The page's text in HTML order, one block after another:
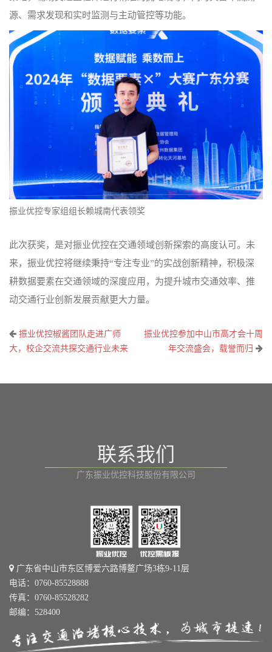
源、需求发现和实时监测与主动管控等功能。
振业优控专家组组长赖城南代表领奖
此次获奖，是对振业优控在交通领域创新探索的高度认可。未
来，振业优控将继续秉持“专注专业”的实战创新精神，积极深
耕数据要素在交通领域的深度应用，为提升城市交通效率、推
动交通行业创新发展贡献更大力量。
文
章
航
振业优控椒酱团队走进广师
大，校企交流共探交通行业未来
振业优控参加中山市高才会十周
年交流盛会，载誉而归
联系我们
广东振业优控科技股份有限公司
广东省中山市东区博爱六路博鳌广场3栋9-11层
电话：0760-85528888
传真：0760-85528282
邮编：528400